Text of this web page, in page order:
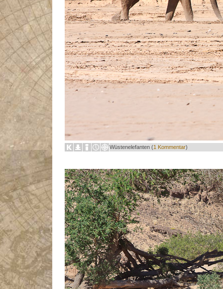
Wüstenelefanten (1 Kommentar)